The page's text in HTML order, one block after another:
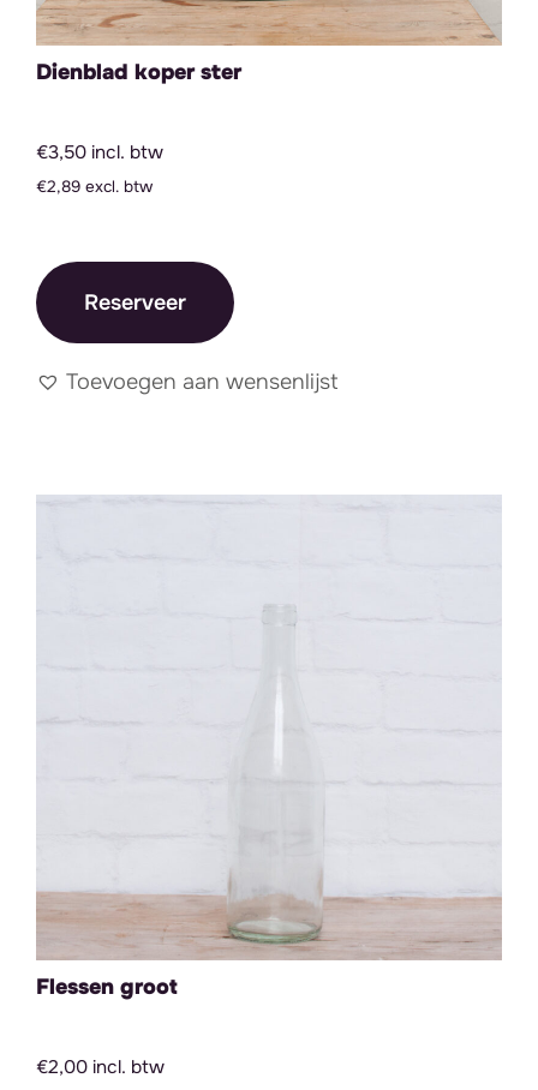
Dienblad koper ster
€3,50 incl. btw
€2,89 excl. btw
Reserveer
Toevoegen aan wensenlijst
Flessen groot
€2,00 incl. btw